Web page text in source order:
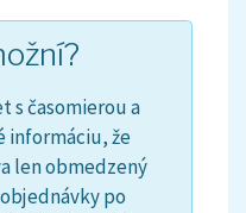
s časomierou a
že
len obmedzený
po